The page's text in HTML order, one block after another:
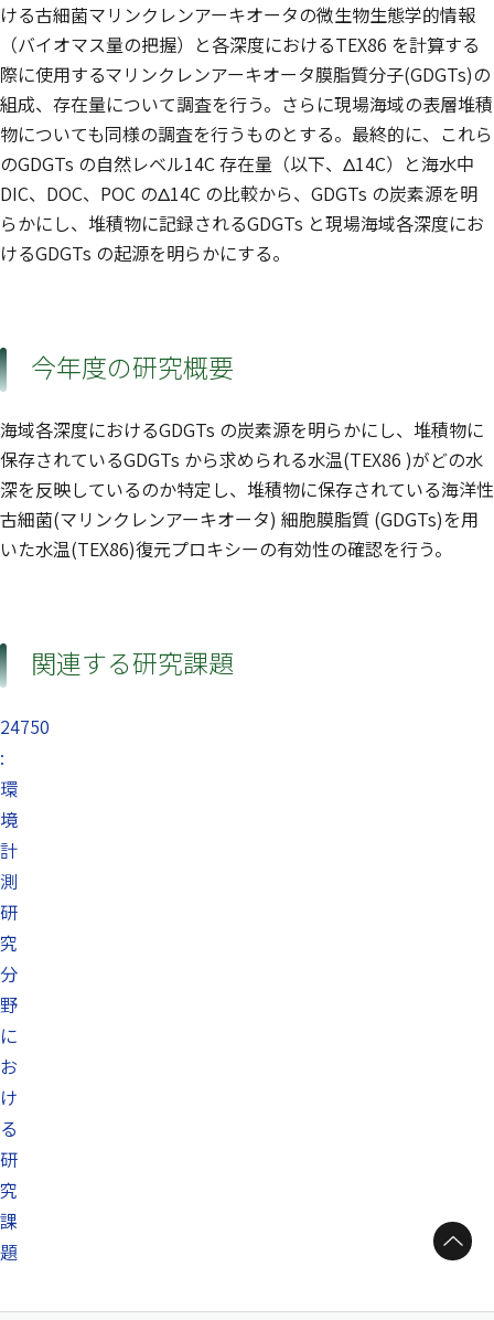
ける古細菌マリンクレンアーキオータの微生物生態学的情報
（バイオマス量の把握）と各深度におけるTEX86 を計算する
際に使用するマリンクレンアーキオータ膜脂質分子(GDGTs)の
組成、存在量について調査を行う。さらに現場海域の表層堆積
物についても同様の調査を行うものとする。最終的に、これら
のGDGTs の自然レベル14C 存在量（以下、Δ14C）と海水中
DIC、DOC、POC のΔ14C の比較から、GDGTs の炭素源を明
らかにし、堆積物に記録されるGDGTs と現場海域各深度にお
けるGDGTs の起源を明らかにする。
今年度の研究概要
海域各深度におけるGDGTs の炭素源を明らかにし、堆積物に
保存されているGDGTs から求められる水温(TEX86 )がどの水
深を反映しているのか特定し、堆積物に保存されている海洋性
古細菌(マリンクレンアーキオータ) 細胞膜脂質 (GDGTs)を用
いた水温(TEX86)復元プロキシーの有効性の確認を行う。
関連する研究課題
24750
:
環
境
計
測
研
究
分
野
に
お
け
る
研
究
課
題
ページトップへ